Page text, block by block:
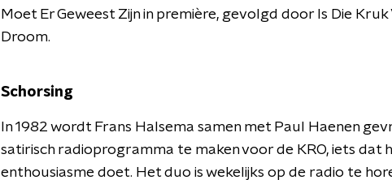
Moet Er Geweest Zijn in première, gevolgd door Is Die Kruk
Droom.
Schorsing
In 1982 wordt Frans Halsema samen met Paul Haenen
satirisch radioprogramma te maken voor de KRO, iets dat
enthousiasme doet. Het duo is wekelijks op de radio te